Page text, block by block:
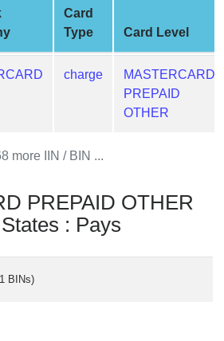
Card
Type
Card Level
charge
MASTERCARD
PREPAID
OTHER
more IIN / BIN ...
PREPAID OTHER
: Pays
BINs)